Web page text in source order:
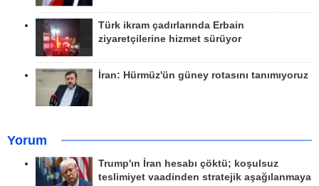
Türk ikram çadırlarında Erbain
ziyaretçilerine hizmet sürüyor
İran: Hürmüz'ün güney rotasını tanımıyoruz
Yorum
Trump'ın İran hesabı çöktü; koşulsuz
teslimiyet vaadinden stratejik aşağılanmaya